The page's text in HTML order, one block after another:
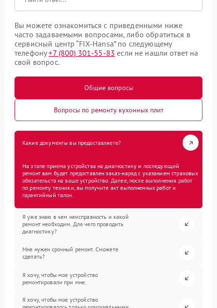
Вы можете ознакомиться с приведенными ниже
часто задаваемыми вопросами, либо обратиться в
сервисный центр “FIX-Hansa” по следующему
телефону+7 (800) 301-55-83 если не нашли ответ на
свой вопрос.
Общие вопросы
Вопросы по ремонту кухонных плит
Какие документы вы предоставляете?
На этапе приема устройства на диагностику и последующий
ремонт вам будет предоставлен заказ-наряд с указанием страховых
обязательств на ваше устройство. Далее, после выполнения работ
по ремонту техники, вы получите акт выполненных работ и
гарантийный талон.
Я уже знаю в чем неисправность и какой
ремонт необходим. Для чего проводить
диагностику?
Мне нужен срочный ремонт. Сможете
сделать?
Я хочу, чтобы мое устройство
ремонтировали при мне.
Я хочу, чтобы мое устройство